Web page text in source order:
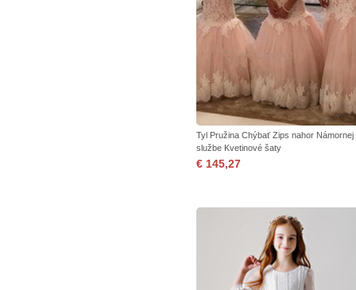
Tyl Pružina Chýbať Zips nahor Námornej
službe Kvetinové šaty
€ 145,27